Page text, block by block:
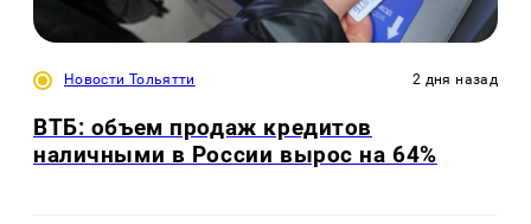
Новости Тольятти 2 дня назад
ВТБ: объем продаж кредитов
наличными в России вырос на 64%